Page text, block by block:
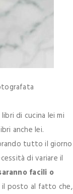
di cucina lei mi
anche lei.
tutto il giorno
di variare il
facili o
il posto al fatto che,